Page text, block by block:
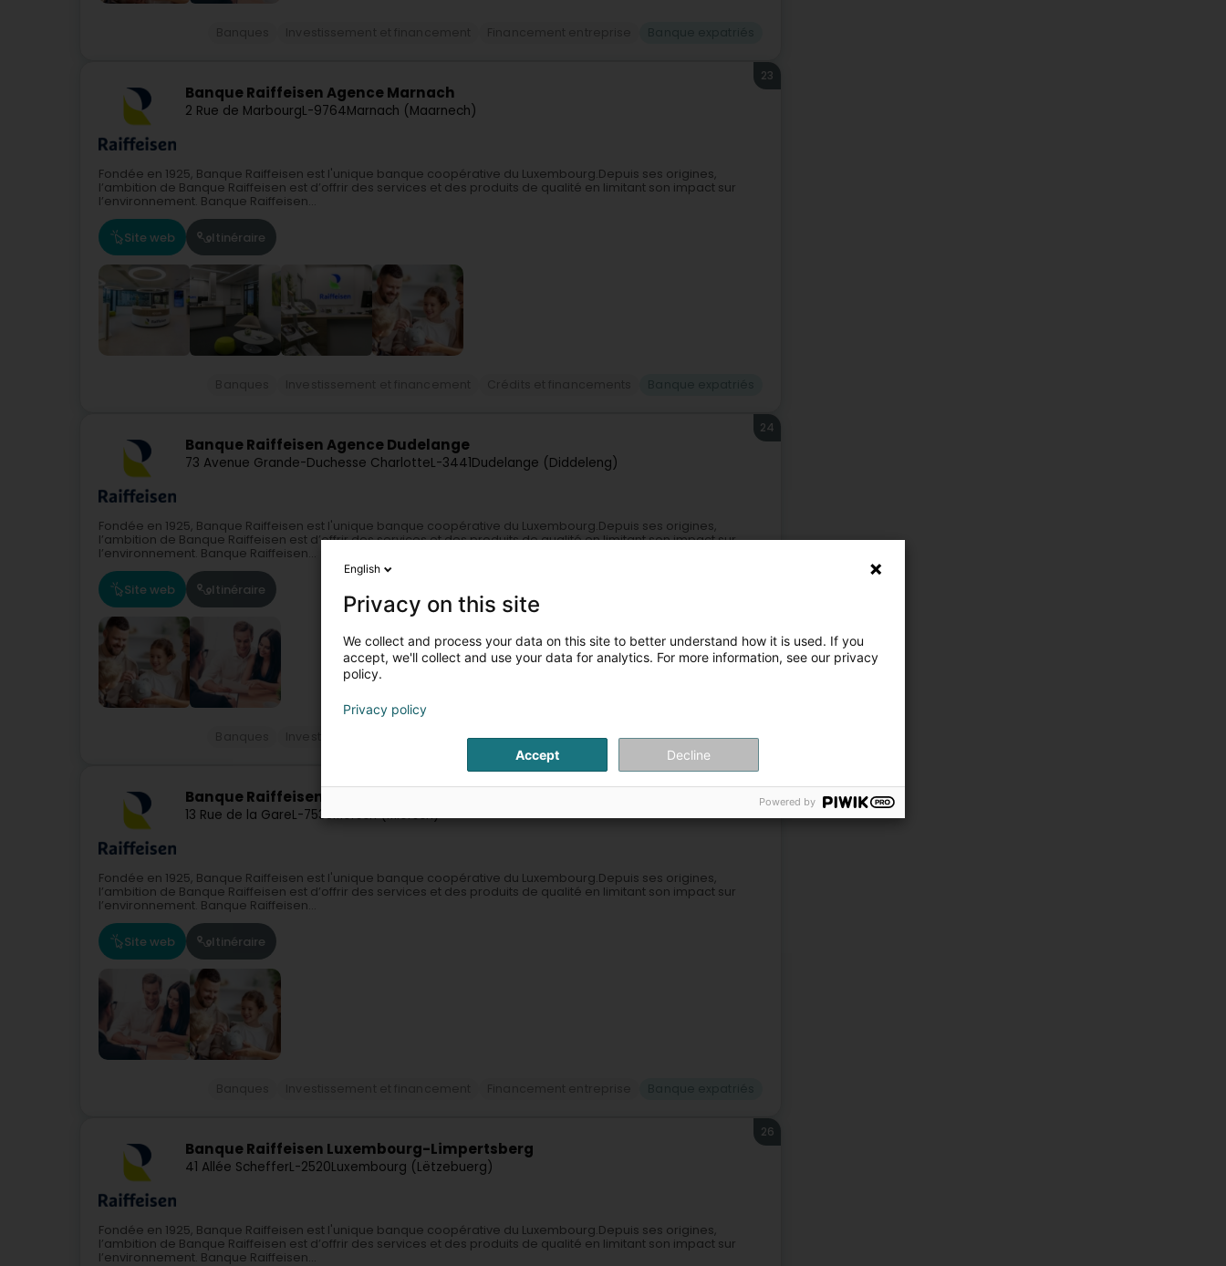
Banque Raiffeisen Agence Marnach
2 Rue de MarbourgL-9764Marnach (Maarnech)
23
Fondée en 1925, Banque Raiffeisen est l'unique banque coopérative du Luxembourg.Depuis ses origines,
l’ambition de Banque Raiffeisen est d’offrir des services et des produits de qualité en limitant son impact sur
l’environnement. Banque Raiffeisen...
Site web Itinéraire
Banque Raiffeisen Agence Dudelange
73 Avenue Grande-Duchesse CharlotteL-3441Dudelange (Diddeleng)
24
Fondée en 1925, Banque Raiffeisen est l'unique banque coopérative du Luxembourg.Depuis ses origines,
l’ambition de Banque Raiffeisen est d’offrir des services et des produits de qualité en limitant son impact sur
l’environnement. Banque Raiffeisen...
Site web Itinéraire
Investissement et financement Crédits et financements Banque expatriés
Banque Raiffeisen Agence Mersch
13 Rue de la GareL-7535Mersch (Miersch)
Fondée en 1925, Banque Raiffeisen est l'unique banque coopérative du Luxembourg.Depuis ses origines,
l’ambition de Banque Raiffeisen est d’offrir des services et des produits de qualité en limitant son impact sur
l’environnement. Banque Raiffeisen...
Site web Itinéraire
Banque Raiffeisen Luxembourg-Limpertsberg
41 Allée SchefferL-2520Luxembourg (Lëtzebuerg)
26
Fondée en 1925, Banque Raiffeisen est l'unique banque coopérative du Luxembourg.Depuis ses origines,
l’ambition de Banque Raiffeisen est d’offrir des services et des produits de qualité en limitant son impact sur
l’environnement. Banque Raiffeisen...
English
Privacy on this site
We collect and process your data on this site to better understand how it is used. If you
accept, we'll collect and use your data for analytics. For more information, see our privacy
policy.
Privacy policy
Accept Decline
Powered by